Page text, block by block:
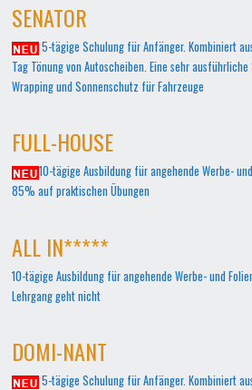
SENATOR
5-tägige Schulung für Anfänger. Kombiniert
Tag Tönung von Autoscheiben. Eine sehr
Wrapping und Sonnenschutz für Fahrzeuge
FULL-HOUSE
10-tägige Ausbildung für angehende Werbe-
85% auf praktischen Übungen
ALL IN*****
10-tägige Ausbildung für angehende Werbe- und
Lehrgang geht nicht
DOMI-NANT
5-tägige Schulung für Anfänger. Kombiniert